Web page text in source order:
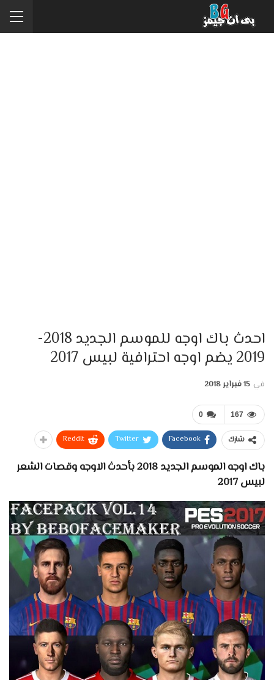
احدث باك اوجه للموسم الجديد 2018-
2019 يضم اوجه احترافية لبيس 2017
في 15 فبراير 2018
0 167
شارك Facebook
Twitter
ReddIt
باك اوجه الموسم الجديد 2018 بأحدث الاوجه وقصات الشعر
لبيس 2017